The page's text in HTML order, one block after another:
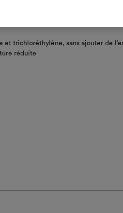
et trichloréthylène, sans ajouter de
réduite